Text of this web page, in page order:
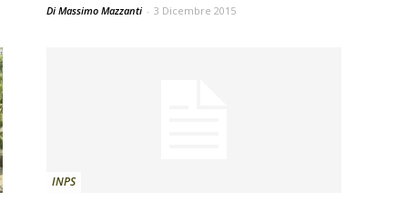
Di Massimo Mazzanti - 3 Dicembre 2015
INPS